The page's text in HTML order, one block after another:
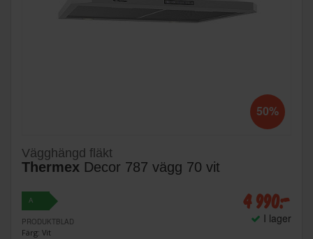
50%
Vägghängd fläkt
Thermex Decor 787 vägg 70 vit
A
PRODUKTBLAD
Färg: Vit
4 990:-
I lager